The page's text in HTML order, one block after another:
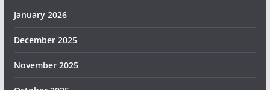
January 2026
December 2025
November 2025